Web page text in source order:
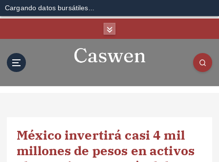
Cargando datos bursátiles...
México invertirá casi 4 mil
millones de pesos en activos